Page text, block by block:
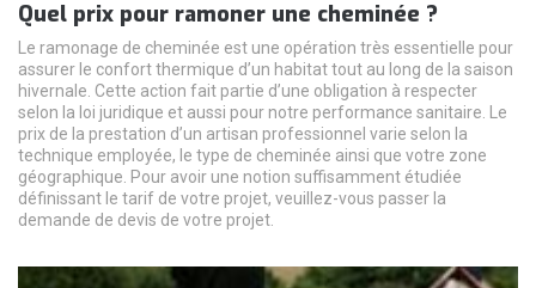
Quel prix pour ramoner une cheminée ?
Le ramonage de cheminée est une opération très essentielle pour
assurer le confort thermique d’un habitat tout au long de la saison
hivernale. Cette action fait partie d’une obligation à respecter
selon la loi juridique et aussi pour notre performance sanitaire. Le
prix de la prestation d’un artisan professionnel varie selon la
technique employée, le type de cheminée ainsi que votre zone
géographique. Pour avoir une notion suffisamment étudiée
définissant le tarif de votre projet, veuillez-vous passer la
demande de devis de votre projet.